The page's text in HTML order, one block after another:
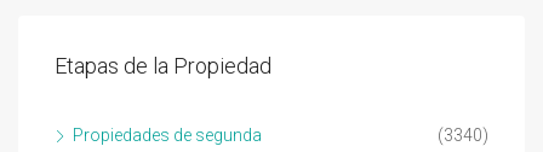
Etapas de la Propiedad
Propiedades de segunda (3340)